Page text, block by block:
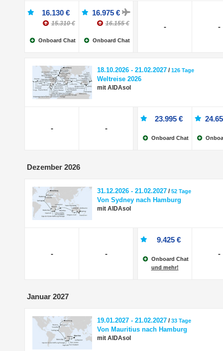
16.130 €
15.310 €
Onboard Chat
16.975 €
16.155 €
Onboard Chat
- -
18.10.2026 - 21.02.2027 /126 Tage
Weltreise 2026
mit AIDAsol
- -
23.995 €
Onboard Chat
Dezember 2026
31.12.2026 - 21.02.2027 /52 Tage
Von Sydney nach Hamburg
mit AIDAsol
- -
9.425 €
Onboard Chat
und mehr!
-
Januar 2027
19.01.2027 - 21.02.2027 /33 Tage
Von Mauritius nach Hamburg
mit AIDAsol